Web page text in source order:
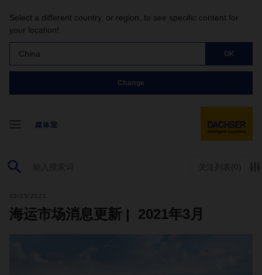
Select a different country, or region, to see specific content for
your location!
China OK
Change
媒体室
关注列表 (0)
03/25/2021
海运市场消息更新 | 2021年3月